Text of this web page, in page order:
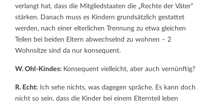
verlangt hat, dass die Mitgliedstaaten die „Rechte der Väter“
stärken. Danach muss es Kindern grundsätzlich gestattet
werden, nach einer elterlichen Trennung zu etwa gleichen
Teilen bei beiden Eltern abwechselnd zu wohnen – 2
Wohnsitze sind da nur konsequent.
W. Ohl-Kindes: Konsequent vielleicht, aber auch vernünftig?
R. Echt: Ich sehe nichts, was dagegen spräche. Es kann doch
nicht so sein, dass die Kinder bei einem Elternteil leben